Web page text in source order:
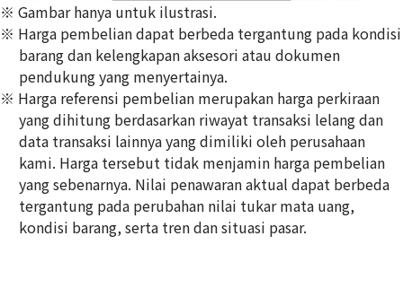
Omega Constellation
123.25.27.60.55.006
Referensi Harga Buyback
Rp 44.813.360
Tanggal Pembelian:
September 2025
Omega Constellation
123.25.27.20.57.006
Referensi Harga Buyback
Rp 41.991.360
Tanggal Pembelian:
September 2025
※ Gambar hanya untuk ilustrasi.
※ Harga pembelian dapat berbeda tergantung pada kondisi
barang dan kelengkapan aksesori atau dokumen
pendukung yang menyertainya.
※ Harga referensi pembelian merupakan harga perkiraan
yang dihitung berdasarkan riwayat transaksi lelang dan
data transaksi lainnya yang dimiliki oleh perusahaan
kami. Harga tersebut tidak menjamin harga pembelian
yang sebenarnya. Nilai penawaran aktual dapat berbeda
tergantung pada perubahan nilai tukar mata uang,
kondisi barang, serta tren dan situasi pasar.